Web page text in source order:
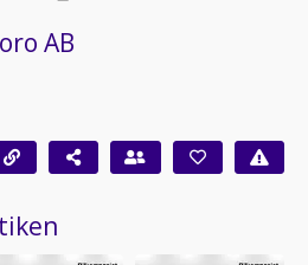
AB